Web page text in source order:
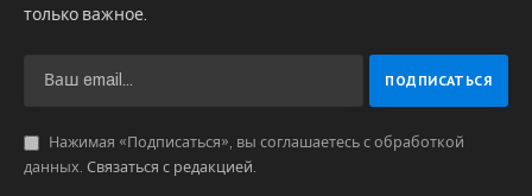
только важное.
Нажимая «Подписаться», вы соглашаетесь с обработкой
данных. Связаться с редакцией